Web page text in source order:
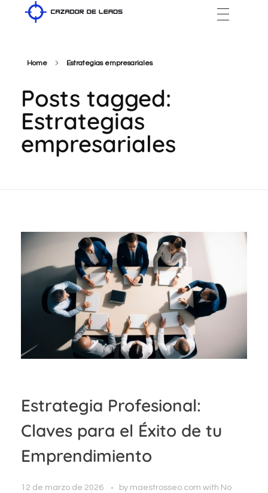
Home Estrategias empresariales
Posts tagged:
Estrategias
empresariales
Estrategia Profesional:
Claves para el Éxito de tu
Emprendimiento
12 de marzo de 2026 by maestrosseo.com with No